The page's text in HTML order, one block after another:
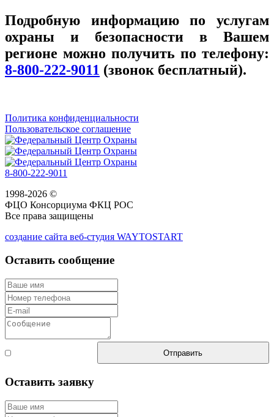
Подробную информацию по услугам
охраны и безопасности в Вашем
регионе можно получить по телефону:
8-800-222-9011 (звонок бесплатный).
Политика конфиденциальности
Пользовательское соглашение
8-800-222-9011
1998-2026 ©
ФЦО Консорциума ФКЦ РОС
Все права защищены
создание сайта веб-студия WAYTOSTART
Оставить сообщение
Отправить
Оставить заявку